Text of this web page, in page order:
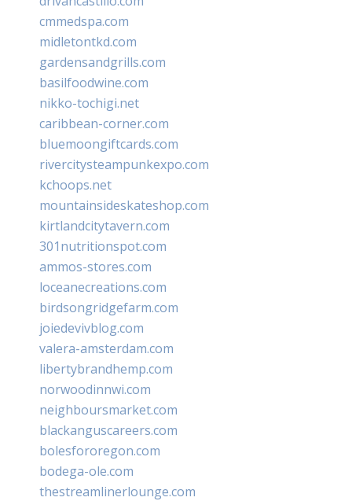
cmmedspa.com
midletontkd.com
gardensandgrills.com
basilfoodwine.com
nikko-tochigi.net
caribbean-corner.com
bluemoongiftcards.com
rivercitysteampunkexpo.com
kchoops.net
mountainsideskateshop.com
kirtlandcitytavern.com
301nutritionspot.com
ammos-stores.com
loceanecreations.com
birdsongridgefarm.com
joiedevivblog.com
valera-amsterdam.com
libertybrandhemp.com
norwoodinnwi.com
neighboursmarket.com
blackanguscareers.com
bolesfororegon.com
bodega-ole.com
thestreamlinerlounge.com